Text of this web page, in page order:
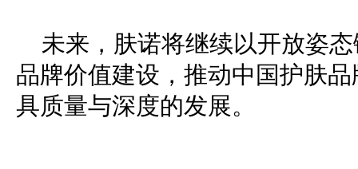
未来，肤诺将继续以开放姿
品牌价值建设，推动中国护肤
具质量与深度的发展。